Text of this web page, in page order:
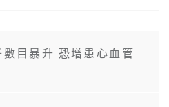
目暴升 恐增患心血管